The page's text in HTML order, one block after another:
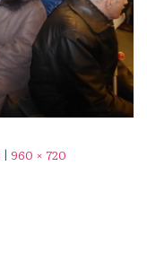
| 960 × 720